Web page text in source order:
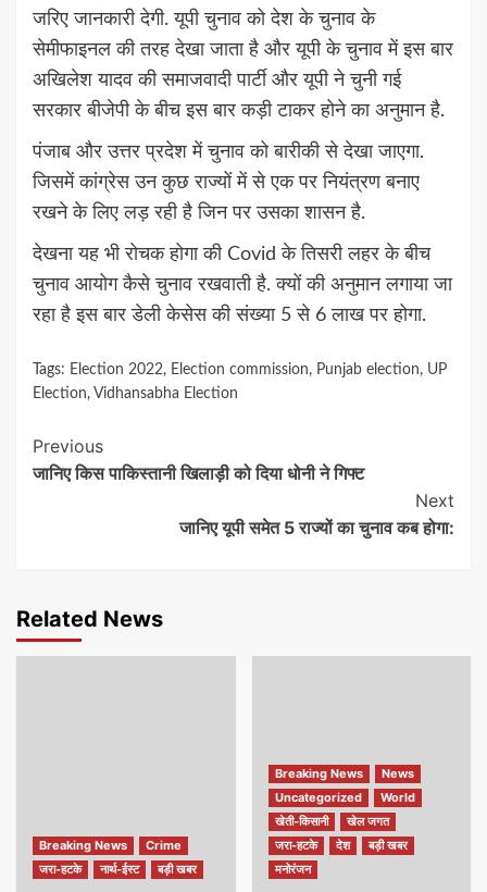
जरिए जानकारी देगी. यूपी चुनाव को देश के चुनाव के
सेमीफाइनल की तरह देखा जाता है और यूपी के चुनाव में इस बार
अखिलेश यादव की समाजवादी पार्टी और यूपी ने चुनी गई
सरकार बीजेपी के बीच इस बार कड़ी टाकर होने का अनुमान है.
पंजाब और उत्तर प्रदेश में चुनाव को बारीकी से देखा जाएगा.
जिसमें कांग्रेस उन कुछ राज्यों में से एक पर नियंत्रण बनाए
रखने के लिए लड़ रही है जिन पर उसका शासन है.
देखना यह भी रोचक होगा की Covid के तिसरी लहर के बीच
चुनाव आयोग कैसे चुनाव रखवाती है. क्यों की अनुमान लगाया जा
रहा है इस बार डेली केसेस की संख्या 5 से 6 लाख पर होगा.
Tags: Election 2022, Election commission, Punjab election, UP
Election, Vidhansabha Election
Continue
Reading
Previous
जानिए किस पाकिस्तानी खिलाड़ी को दिया धोनी ने गिफ्ट
Next
जानिए यूपी समेत 5 राज्यों का चुनाव कब होगा:
Related News
Breaking News
Crime
जरा-हटके
नार्थ-ईस्ट बड़ी खबर
Breaking News
News
Uncategorized
World
खेती-किसानी
खेल जगत
जरा-हटके
देश
बड़ी खबर
मनोरंजन